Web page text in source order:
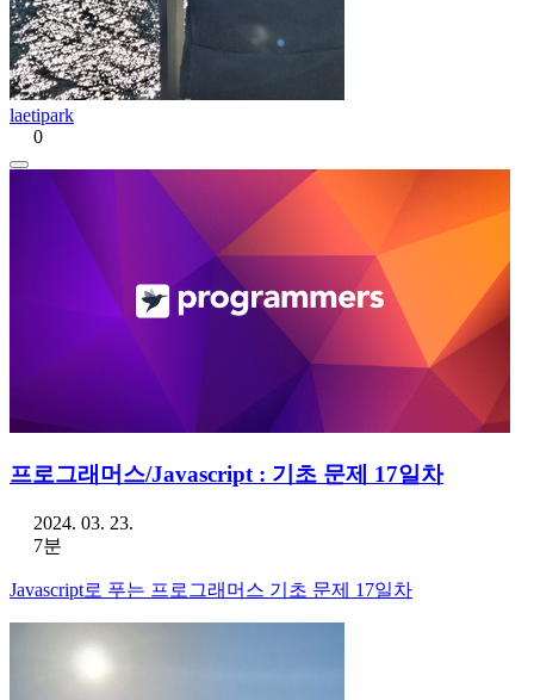
laetipark
0
프로그래머스/Javascript : 기초 문제 17일차
2024. 03. 23.
7분
Javascript로 푸는 프로그래머스 기초 문제 17일차